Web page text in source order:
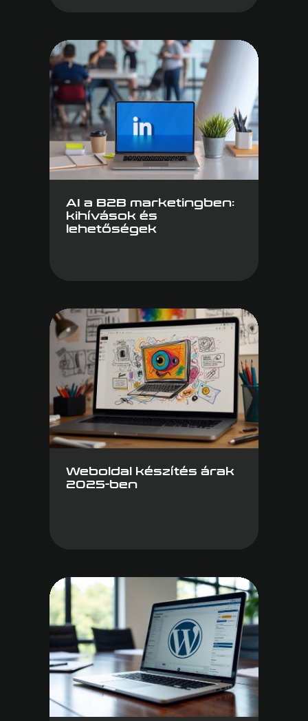
AI a B2B marketingben:
kihívások és
lehetőségek
Weboldal készítés árak
2025-ben